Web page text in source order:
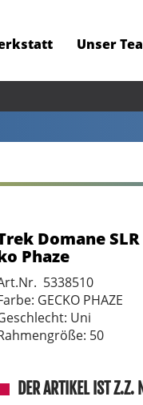
Unser
Domane SLR
Phaze
5338510
GECKO PHAZE
Uni
50
DER ARTIKEL IST Z.Z.